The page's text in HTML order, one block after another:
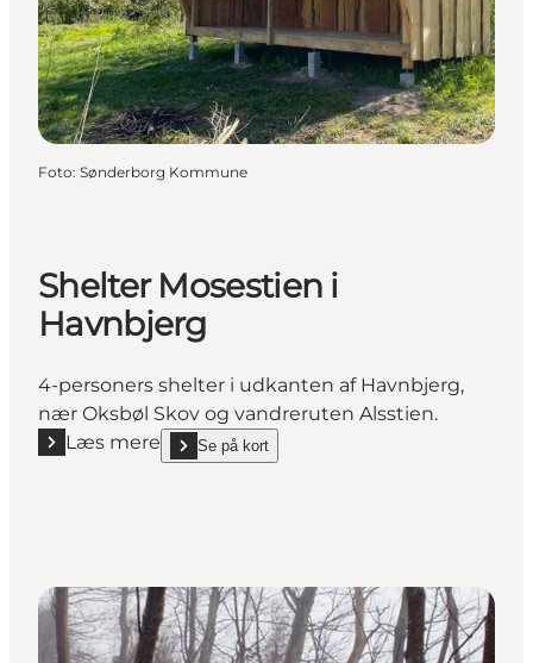
Foto: Sønderborg Kommune
Shelter Mosestien i
Havnbjerg
4-personers shelter i udkanten af Havnbjerg,
nær Oksbøl Skov og vandreruten Alsstien.
Læs mere
Læs mere "Shelter Mosestien i Havnbjerg"
Se på kort
show Shelter Mosestien i Havnbjerg on_map